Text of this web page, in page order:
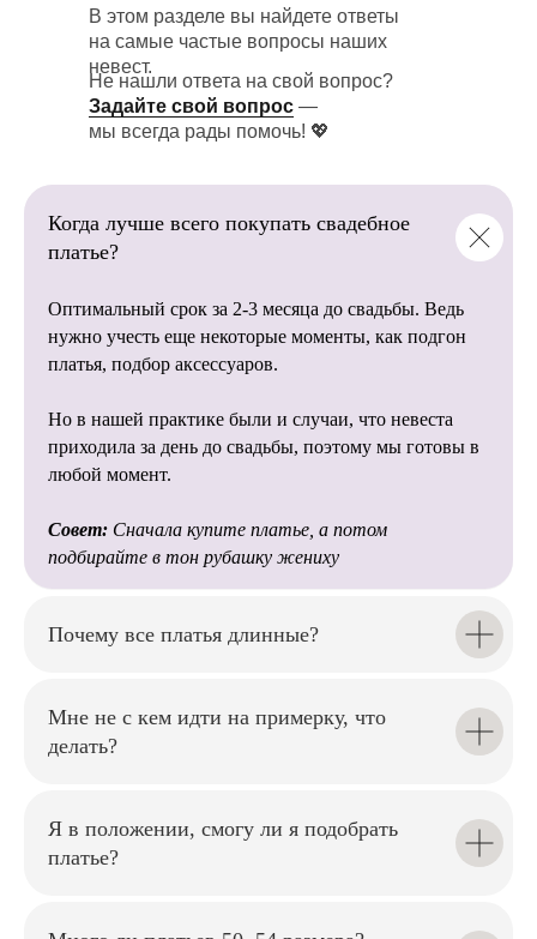
свадебных платьев
от пышных до лаконичных
с фабриками, благодаря этому
качеством наших свадебных
Опытные организаторы
и стилисты помогут избежать
многих сложностей при
Мы внимательно относимся к
идеальный силуэт и создаём
невест, которые уже сказали «да»
в наших платьях.
💖 Настоящие эмоции, неповторимые
образы и счастливые улыбки помогут
вам:
Найти вдохновение для
Посмотреть, как смотрятся наши
Убедиться, что каждое платье —
это история любви, красоты
и незабываемых впечатлений.
Пусть эти фотографии станут источником
идей и помогут создать свадьбу мечты! ✨
В этом разделе вы найдете ответы
на самые частые вопросы наших
невест.
Не нашли ответа на свой вопрос?
Задайте свой вопрос —
мы всегда рады помочь! 💖
Когда лучше всего покупать свадебное
платье?
Оптимальный срок за 2-3 месяца до свадьбы. Ведь
нужно учесть еще некоторые моменты, как подгон
платья, подбор аксессуаров.
Но в нашей практике были и случаи, что невеста
приходила за день до свадьбы, поэтому мы готовы в
любой момент.
Совет: Сначала купите платье, а потом
подбирайте в тон рубашку жениху
Почему все платья длинные?
Мне не с кем идти на примерку, что
делать?
Я в положении, смогу ли я подобрать
платье?